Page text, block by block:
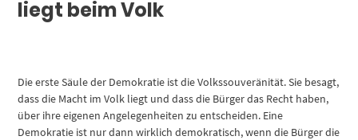
liegt beim Volk
Die erste Säule der Demokratie ist die Volkssouveränität. Sie besagt,
dass die Macht im Volk liegt und dass die Bürger das Recht haben,
über ihre eigenen Angelegenheiten zu entscheiden. Eine
Demokratie ist nur dann wirklich demokratisch, wenn die Bürger die